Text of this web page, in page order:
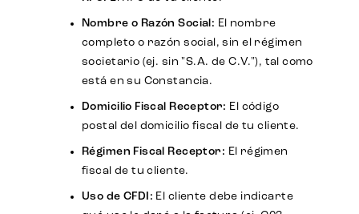
Nombre o Razón Social: El nombre
completo o razón social, sin el régimen
societario (ej. sin "S.A. de C.V."), tal como
está en su Constancia.
Domicilio Fiscal Receptor: El código
postal del domicilio fiscal de tu cliente.
Régimen Fiscal Receptor: El régimen
fiscal de tu cliente.
Uso de CFDI: El cliente debe indicarte